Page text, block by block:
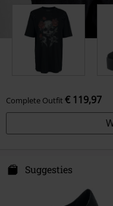
Complete Outfit € 119,97
Suggesties